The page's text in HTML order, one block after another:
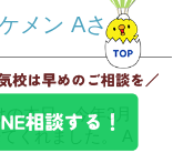
メン Aさん
本日、今年3月
くれました。 A